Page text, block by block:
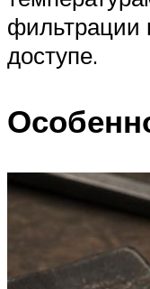
фильтрации
доступе.